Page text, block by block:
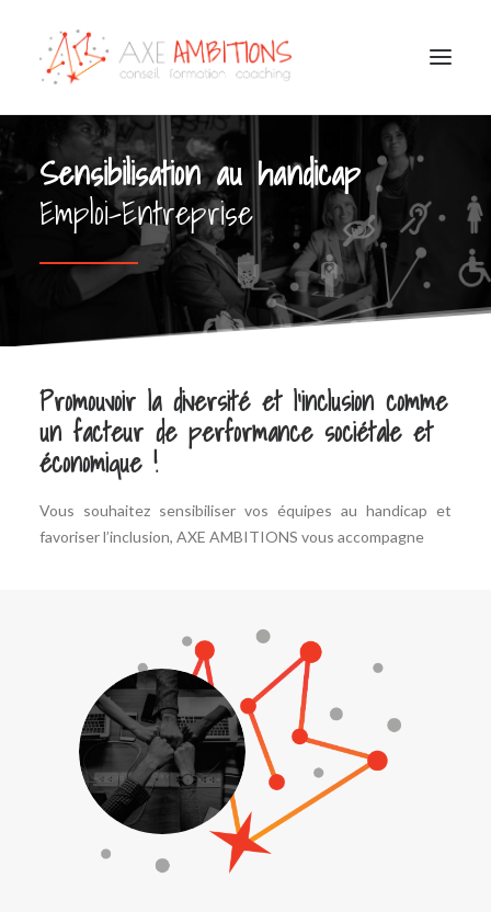
COACHING
CONSEIL / FORMATION
BILAN DE COMPÉTENCES
OUTPLACEMENT
CONSULTATIONS PSYCHOLOGIE DU TRAVAIL
HANDICAP EMPLOI ENTREPRISE
TÉMOIGNAGES
Sensibilisation au handicap
Emploi-Entreprise
Promouvoir la diversité et l’inclusion comme
un facteur de performance sociétale et
économique !
Vous souhaitez sensibiliser vos équipes au handicap et
favoriser l’inclusion, AXE AMBITIONS vous accompagne